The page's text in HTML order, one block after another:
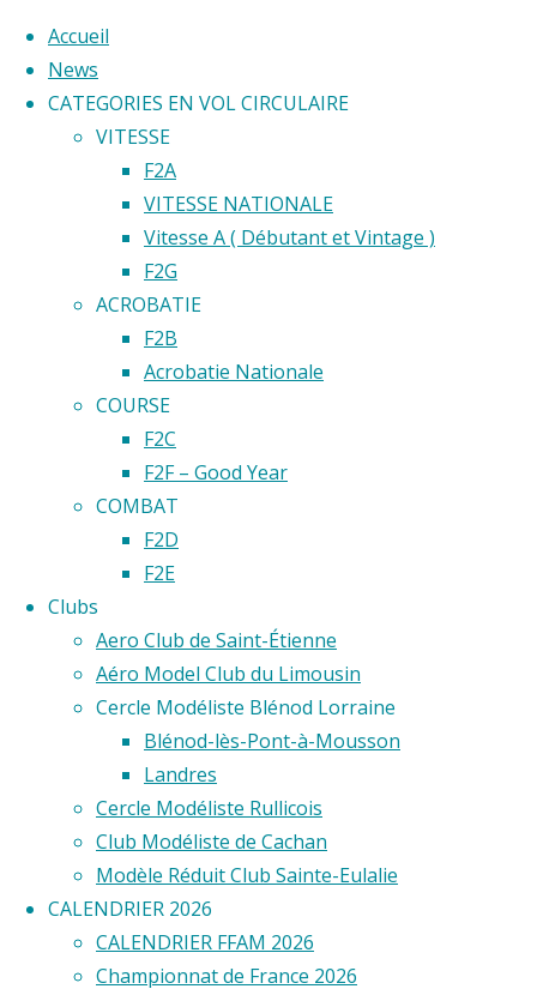
Accueil
News
CATEGORIES EN VOL CIRCULAIRE
VITESSE
F2A
VITESSE NATIONALE
Vitesse A ( Débutant et Vintage )
F2G
ACROBATIE
F2B
Acrobatie Nationale
COURSE
F2C
F2F – Good Year
COMBAT
F2D
F2E
Clubs
Aero Club de Saint-Étienne
Aéro Model Club du Limousin
Cercle Modéliste Blénod Lorraine
Blénod-lès-Pont-à-Mousson
Landres
Cercle Modéliste Rullicois
Club Modéliste de Cachan
Modèle Réduit Club Sainte-Eulalie
CALENDRIER 2026
CALENDRIER FFAM 2026
Championnat de France 2026
2024
F2F
Fullscreen
©2020 Vol circulaire commandé